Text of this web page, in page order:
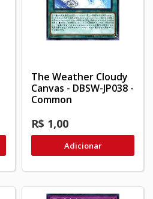
The Weather Cloudy
Canvas - DBSW-JP038 -
Common
R$ 1,00
Adicionar